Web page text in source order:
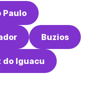
Paulo
Buzios
do Iguacu